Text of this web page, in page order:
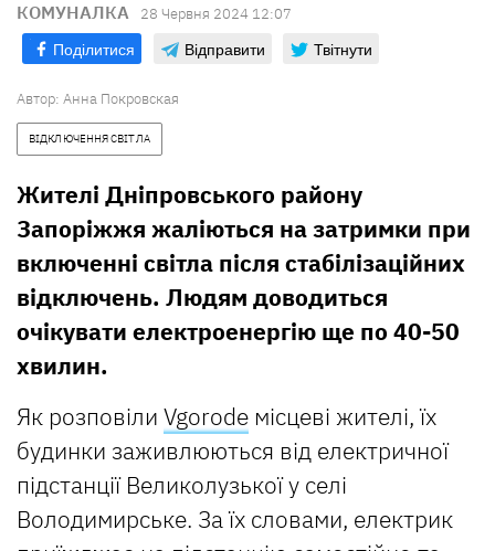
КОМУНАЛКА 28 Червня 2024 12:07
Поділитися Відправити Твітнути
Автор: Анна Покровская
ВІДКЛЮЧЕННЯ СВІТЛА
Жителі Дніпровського району
Запоріжжя жаліються на затримки при
включенні світла після стабілізаційних
відключень. Людям доводиться
очікувати електроенергію ще по 40-50
хвилин.
Як розповіли Vgorode місцеві жителі, їх
будинки заживлюються від електричної
підстанції Великолузької у селі
Володимирське. За їх словами, електрик